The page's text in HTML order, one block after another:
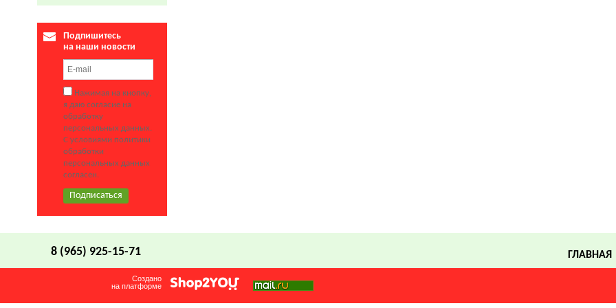
Подпишитесь
на наши новости
Нажимая на кнопку,
я даю согласие на
обработку
персональных данных.
С условиями политики
обработки
персональных данных
согласен.
8 (965) 925-15-71 ГЛАВНАЯ
Создано
на платформе